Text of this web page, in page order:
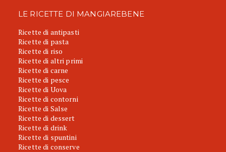
LE RICETTE DI MANGIAREBENE
Ricette di antipasti
Ricette di pasta
Ricette di riso
Ricette di altri primi
Ricette di carne
Ricette di pesce
Ricette di Uova
Ricette di contorni
Ricette di Salse
Ricette di dessert
Ricette di drink
Ricette di spuntini
Ricette di conserve